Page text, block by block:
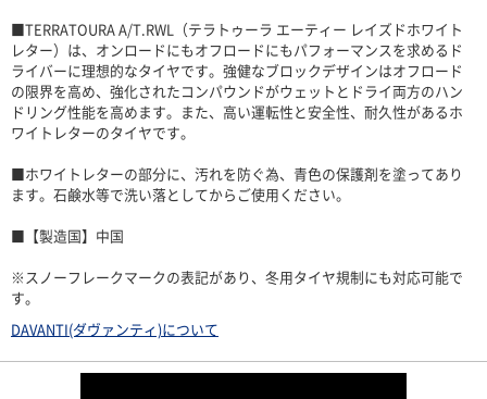
■TERRATOURA A/T.RWL（テラトゥーラ エーティー レイズドホワイト
レター）は、オンロードにもオフロードにもパフォーマンスを求めるド
ライバーに理想的なタイヤです。強健なブロックデザインはオフロード
の限界を高め、強化されたコンパウンドがウェットとドライ両方のハン
ドリング性能を高めます。また、高い運転性と安全性、耐久性があるホ
ワイトレターのタイヤです。
■ホワイトレターの部分に、汚れを防ぐ為、青色の保護剤を塗ってあり
ます。石鹸水等で洗い落としてからご使用ください。
■【製造国】中国
※スノーフレークマークの表記があり、冬用タイヤ規制にも対応可能で
す。
DAVANTI(ダヴァンティ)について